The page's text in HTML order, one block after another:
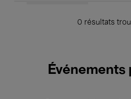
0 résultats
Événements